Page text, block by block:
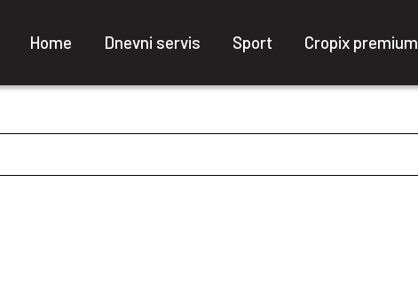
Home Dnevni servis Sport Cropix premium